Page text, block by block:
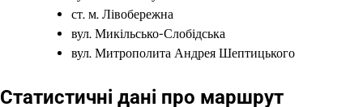
ст. м. Лівобережна
вул. Микільсько-Слобідська
вул. Митрополита Андрея Шептицького
Статистичні дані про маршрут